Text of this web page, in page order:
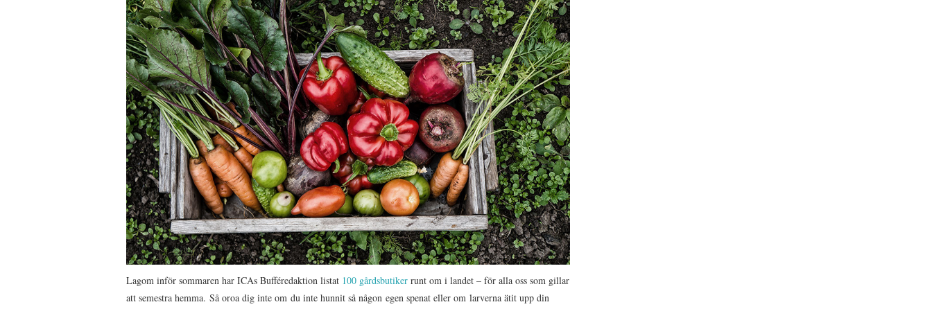
Lagom inför sommaren har ICAs Bufféredaktion listat 100 gårdsbutiker runt om i landet – för alla oss som gillar
att semestra hemma. Så oroa dig inte om du inte hunnit så någon egen spenat eller om larverna ätit upp din